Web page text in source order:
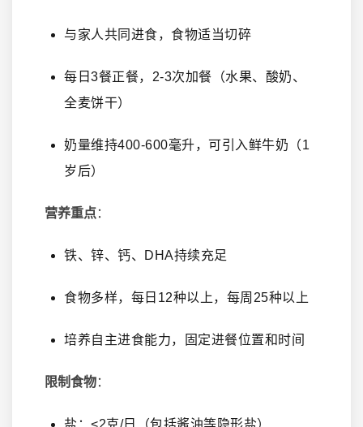
与家人共同进食，食物适当切碎
每日3餐正餐，2-3次加餐（水果、酸奶、
全麦饼干）
奶量维持400-600毫升，可引入鲜牛奶（1
岁后）
营养重点：
铁、锌、钙、DHA持续充足
食物多样，每日12种以上，每周25种以上
培养自主进食能力，固定进餐位置和时间
限制食物：
盐：<2克/日（包括酱油等隐形盐）